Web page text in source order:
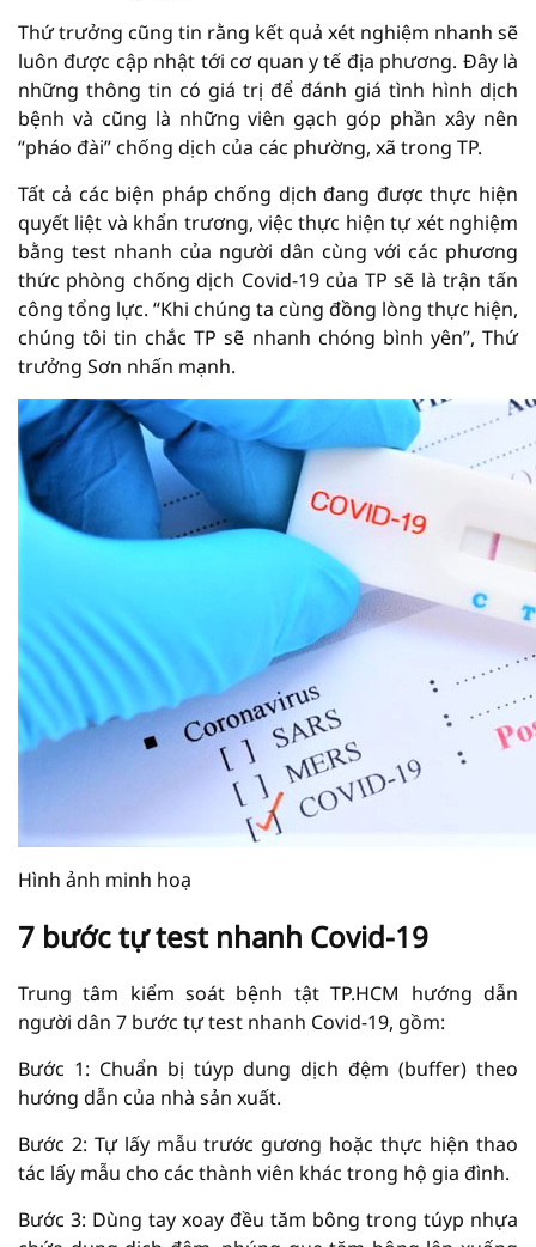
Thứ trưởng cũng tin rằng kết quả xét nghiệm nhanh sẽ
luôn được cập nhật tới cơ quan y tế địa phương. Đây là
những thông tin có giá trị để đánh giá tình hình dịch
bệnh và cũng là những viên gạch góp phần xây nên
“pháo đài” chống dịch của các phường, xã trong TP.
Tất cả các biện pháp chống dịch đang được thực hiện
quyết liệt và khẩn trương, việc thực hiện tự xét nghiệm
bằng test nhanh của người dân cùng với các phương
thức phòng chống dịch Covid-19 của TP sẽ là trận tấn
công tổng lực. “Khi chúng ta cùng đồng lòng thực hiện,
chúng tôi tin chắc TP sẽ nhanh chóng bình yên”, Thứ
trưởng Sơn nhấn mạnh.
Hình ảnh minh hoạ
7 bước tự test nhanh Covid-19
Trung tâm kiểm soát bệnh tật TP.HCM hướng dẫn
người dân 7 bước tự test nhanh Covid-19, gồm:
Bước 1: Chuẩn bị túyp dung dịch đệm (buffer) theo
hướng dẫn của nhà sản xuất.
Bước 2: Tự lấy mẫu trước gương hoặc thực hiện thao
tác lấy mẫu cho các thành viên khác trong hộ gia đình.
Bước 3: Dùng tay xoay đều tăm bông trong túyp nhựa